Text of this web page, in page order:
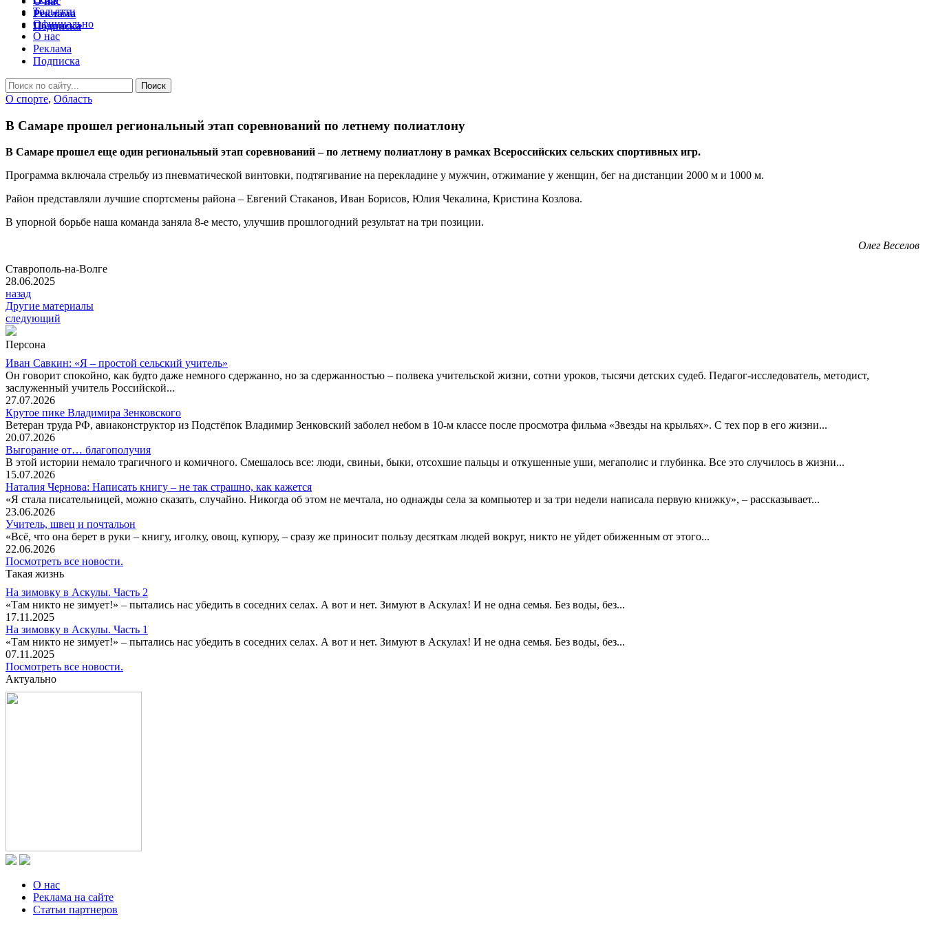
Тольятти
Официально
О нас
Реклама
Подписка
O спорте, Область
В Самаре прошел региональный этап соревнований по летнему полиатлону
В Самаре прошел еще один региональный этап соревнований – по летнему полиатлону в рамках Всероссийских сельских спортивных игр.
Программа включала стрельбу из пневматической винтовки, подтягивание на перекладине у мужчин, отжимание у женщин, бег на дистанции 2000 м и 1000 м.
Район представляли лучшие спортсмены района – Евгений Стаканов, Иван Борисов, Юлия Чекалина, Кристина Козлова.
В упорной борьбе наша команда заняла 8-е место, улучшив прошлогодний результат на три позиции.
Олег Веселов
Ставрополь-на-Волге
28.06.2025
назад
Другие материалы
следующий
Персона
Иван Савкин: «Я – простой сельский учитель»
Он говорит спокойно, как будто даже немного сдержанно, но за сдержанностью – полвека учительской жизни, сотни уроков, тысячи детских судеб. Педагог-исследователь, методист,
заслуженный учитель Российской...
27.07.2026
Крутое пике Владимира Зенковского
Ветеран труда РФ, авиаконструктор из Подстёпок Владимир Зенковский заболел небом в 10-м классе после просмотра фильма «Звезды на крыльях». С тех пор в его жизни...
20.07.2026
Выгорание от… благополучия
В этой истории немало трагичного и комичного. Смешалось все: люди, свиньи, быки, отсохшие пальцы и откушенные уши, мегаполис и глубинка. Все это случилось в жизни...
15.07.2026
Наталия Чернова: Написать книгу – не так страшно, как кажется
«Я стала писательницей, можно сказать, случайно. Никогда об этом не мечтала, но однажды села за компьютер и за три недели написала первую книжку», – рассказывает...
23.06.2026
Учитель, швец и почтальон
«Всё, что она берет в руки – книгу, иголку, овощ, купюру, – сразу же приносит пользу десяткам людей вокруг, никто не уйдет обиженным от этого...
22.06.2026
Посмотреть все новости.
Такая жизнь
На зимовку в Аскулы. Часть 2
«Там никто не зимует!» – пытались нас убедить в соседних селах. А вот и нет. Зимуют в Аскулах! И не одна семья. Без воды, без...
17.11.2025
На зимовку в Аскулы. Часть 1
«Там никто не зимует!» – пытались нас убедить в соседних селах. А вот и нет. Зимуют в Аскулах! И не одна семья. Без воды, без...
07.11.2025
Посмотреть все новости.
Актуально
О нас
Реклама на сайте
Статьи партнеров
Реклама
Подписка